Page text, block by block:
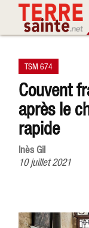
TSM 674
Couvent
après le
rapide
Inès Gil
10 juillet 2021